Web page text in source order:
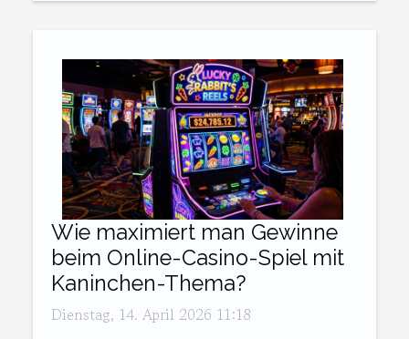
Wie maximiert man Gewinne
beim Online-Casino-Spiel mit
Kaninchen-Thema?
Dienstag, 14. April 2026 11:18